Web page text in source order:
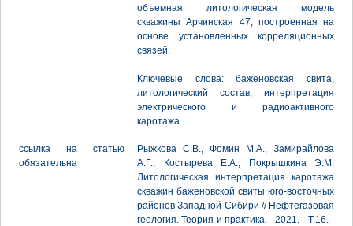
объемная литологическая модель
скважины Арчинская 47, построенная на
основе установленных корреляционных
связей.
Ключевые слова: баженовская свита,
литологический состав, интерпретация
электрического и радиоактивного
каротажа.
ссылка на статью
обязательна
Рыжкова С.В., Фомин М.А., Замирайлова
А.Г., Костырева Е.А., Покрышкина Э.М.
Литологическая интерпретация каротажа
скважин баженовской свиты юго-восточных
районов Западной Сибири // Нефтегазовая
геология. Теория и практика. - 2021. - Т.16. -